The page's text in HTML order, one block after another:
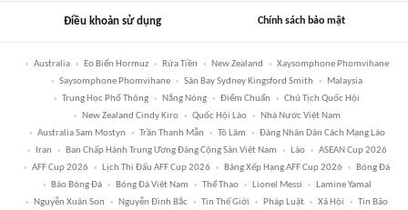
Điều khoản sử dụng Chính sách bảo mật
Australia Eo Biển Hormuz Rửa Tiền New Zealand
Xaysomphone Phomvihane
Saysomphone Phomvihane
Sân Bay Sydney Kingsford Smith
Malaysia
Trung Học Phổ Thông
Nắng Nóng Điểm Chuẩn
Chủ Tịch Quốc Hội
New Zealand Cindy Kiro
Quốc Hội Lào
Nhà Nước Việt Nam
Australia Sam Mostyn
Trần Thanh Mẫn Tô Lâm
Đảng Nhân Dân Cách Mạng Lào
Iran
Ban Chấp Hành Trung Ương Đảng Cộng Sản Việt Nam Lào
ASEAN Cup 2026
AFF Cup 2026
Lịch Thi Đấu AFF Cup 2026 Bảng Xếp Hạng AFF Cup 2026
Bóng Đá
Báo Bóng Đá
Bóng Đá Việt Nam Thể Thao Lionel Messi
Lamine Yamal
Nguyễn Xuân Son
Nguyễn Đình Bắc Tin Thế Giới Pháp Luật Xã Hội Tin Bão